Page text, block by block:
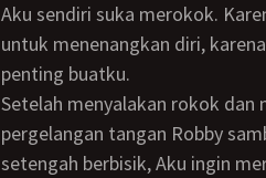
Aku sendiri suka merokok. Karena itu kukeluarkan rokok mentholku dari tas kecilku,
untuk menenangkan diri,
penting buatku.
Setelah menyalakan rokok dan mengisapnya dalam-dalam, aku memegang
pergelangan tangan Robby
setengah berbisik, Aku ingin